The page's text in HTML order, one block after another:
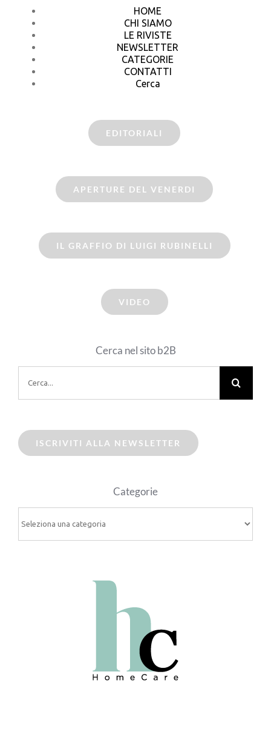
HOME
CHI SIAMO
LE RIVISTE
NEWSLETTER
CATEGORIE
CONTATTI
Cerca
EDITORIALI
APERTURE DEL VENERDI
IL GRAFFIO DI LUIGI RUBINELLI
VIDEO
Cerca nel sito b2B
per:
ISCRIVITI ALLA NEWSLETTER
Categorie